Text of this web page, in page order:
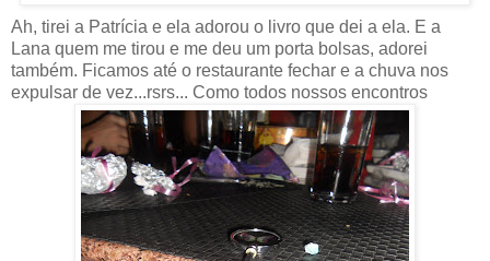
Ah, tirei a Patrícia e ela adorou o livro que dei a ela. E a
Lana quem me tirou e me deu um porta bolsas, adorei
também. Ficamos até o restaurante fechar e a chuva nos
expulsar de vez...rsrs... Como todos nossos encontros